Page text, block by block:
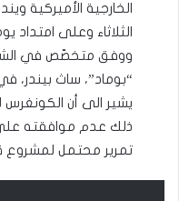
الخارجية الأميركية
الثلاثاء وعلى امتداد
ووفق متخصّص في
“بوماد”، ساث بيندر،
يشير الى أن
ذلك عدم موافقته
تمرير محتمل لمشروع